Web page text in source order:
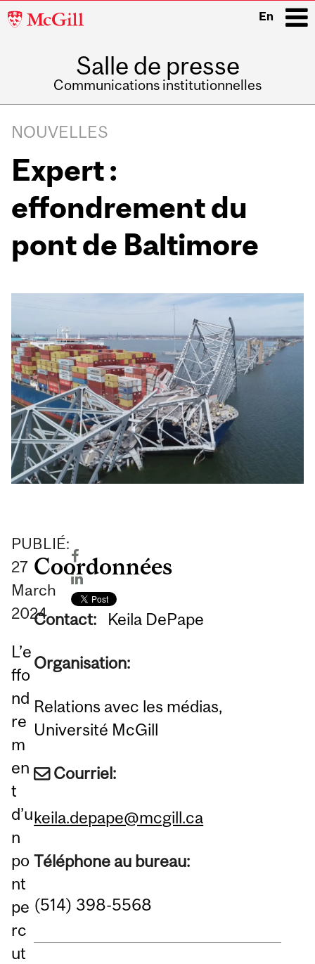
McGill
En
Salle de presse
Communications institutionnelles
navigation
NOUVELLES
Expert :
effondrement du
pont de Baltimore
PUBLIÉ:
27
March
2024
L’e
ffo
nd
re
m
en
t
d’u
n
po
nt
pe
rc
ut
Coordonnées
Contact: Keila DePape
Organisation:
Relations avec les médias,
Université McGill
Courriel:
keila.depape@mcgill.ca
Téléphone au bureau:
(514) 398-5568
Related
Content